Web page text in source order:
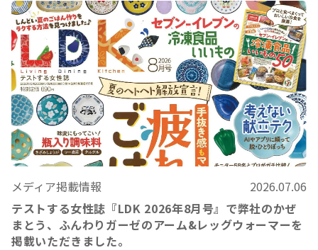
メディア掲載情報
2026.07.06
テストする女性誌『LDK 2026年8月号』で弊社のかぜ
まとう、ふんわりガーゼのアーム&レッグウォーマーを
掲載いただきました。